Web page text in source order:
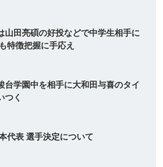
山田亮碩の好投などで中学生相手に
特徴把握に手応え
台学園中を相手に大和田与喜のタイ
つく
代表 選手決定について